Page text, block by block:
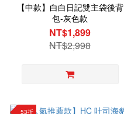
【中款】白白日記雙主袋後背
包-灰色款
NT$1,899
NT$2,998
53折